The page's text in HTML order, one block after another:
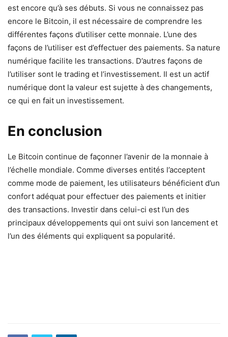
est encore qu’à ses débuts. Si vous ne connaissez pas
encore le Bitcoin, il est nécessaire de comprendre les
différentes façons d’utiliser cette monnaie. L’une des
façons de l’utiliser est d’effectuer des paiements. Sa nature
numérique facilite les transactions. D’autres façons de
l’utiliser sont le trading et l’investissement. Il est un actif
numérique dont la valeur est sujette à des changements,
ce qui en fait un investissement.
En conclusion
Le Bitcoin continue de façonner l’avenir de la monnaie à
l’échelle mondiale. Comme diverses entités l’acceptent
comme mode de paiement, les utilisateurs bénéficient d’un
confort adéquat pour effectuer des paiements et initier
des transactions. Investir dans celui-ci est l’un des
principaux développements qui ont suivi son lancement et
l’un des éléments qui expliquent sa popularité.